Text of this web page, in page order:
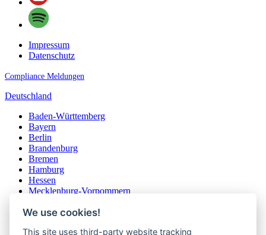
Impressum
Datenschutz
Compliance Meldungen
Deutschland
Baden-Württemberg
Bayern
Berlin
Brandenburg
Bremen
Hamburg
Hessen
Mecklenburg-Vorpommern
Nordrhein-Westfalen
We use cookies!
This site uses third-party website tracking